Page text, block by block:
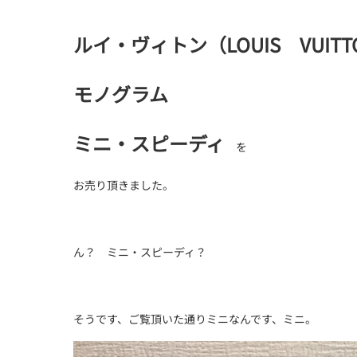
ルイ・ヴィトン（LOUIS
モノグラム
ミニ・スピーディ
を
お売り頂きました。
ん？ ミニ・スピーディ？
そうです、ご覧頂いた通りミニなんです、ミニ。